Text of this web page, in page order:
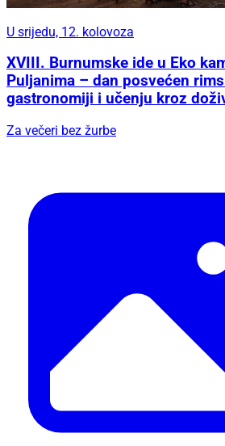
U srijedu, 12. kolovoza
XVIII. Burnumske ide u Eko
Puljanima – dan posvećen
gastronomiji i učenju kroz
Za večeri bez žurbe